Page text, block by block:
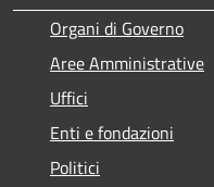
Organi di Governo
Aree Amministrative
Uffici
Enti e fondazioni
Politici